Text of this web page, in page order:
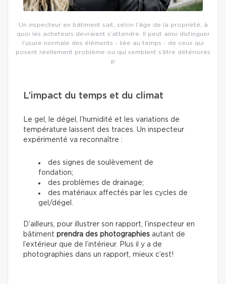
Un inspecteur en bâtiment sait, selon l’âge de la propriété, à
quoi les acheteurs devraient s’attendre. Il peut ainsi distinguer
l’usure normale des éléments - liée au temps - de ceux qui
posent réellement problème ou qui semblent s’être détériorés
p
L’impact du temps et du climat
Le gel, le dégel, l’humidité et les variations de
température laissent des traces. Un inspecteur
expérimenté va reconnaître :
des signes de soulèvement de
fondation;
des problèmes de drainage;
des matériaux affectés par les cycles de
gel/dégel.
D’ailleurs, pour illustrer son rapport, l’inspecteur en
bâtiment prendra des photographies autant de
l’extérieur que de l’intérieur. Plus il y a de
photographies dans un rapport, mieux c’est!